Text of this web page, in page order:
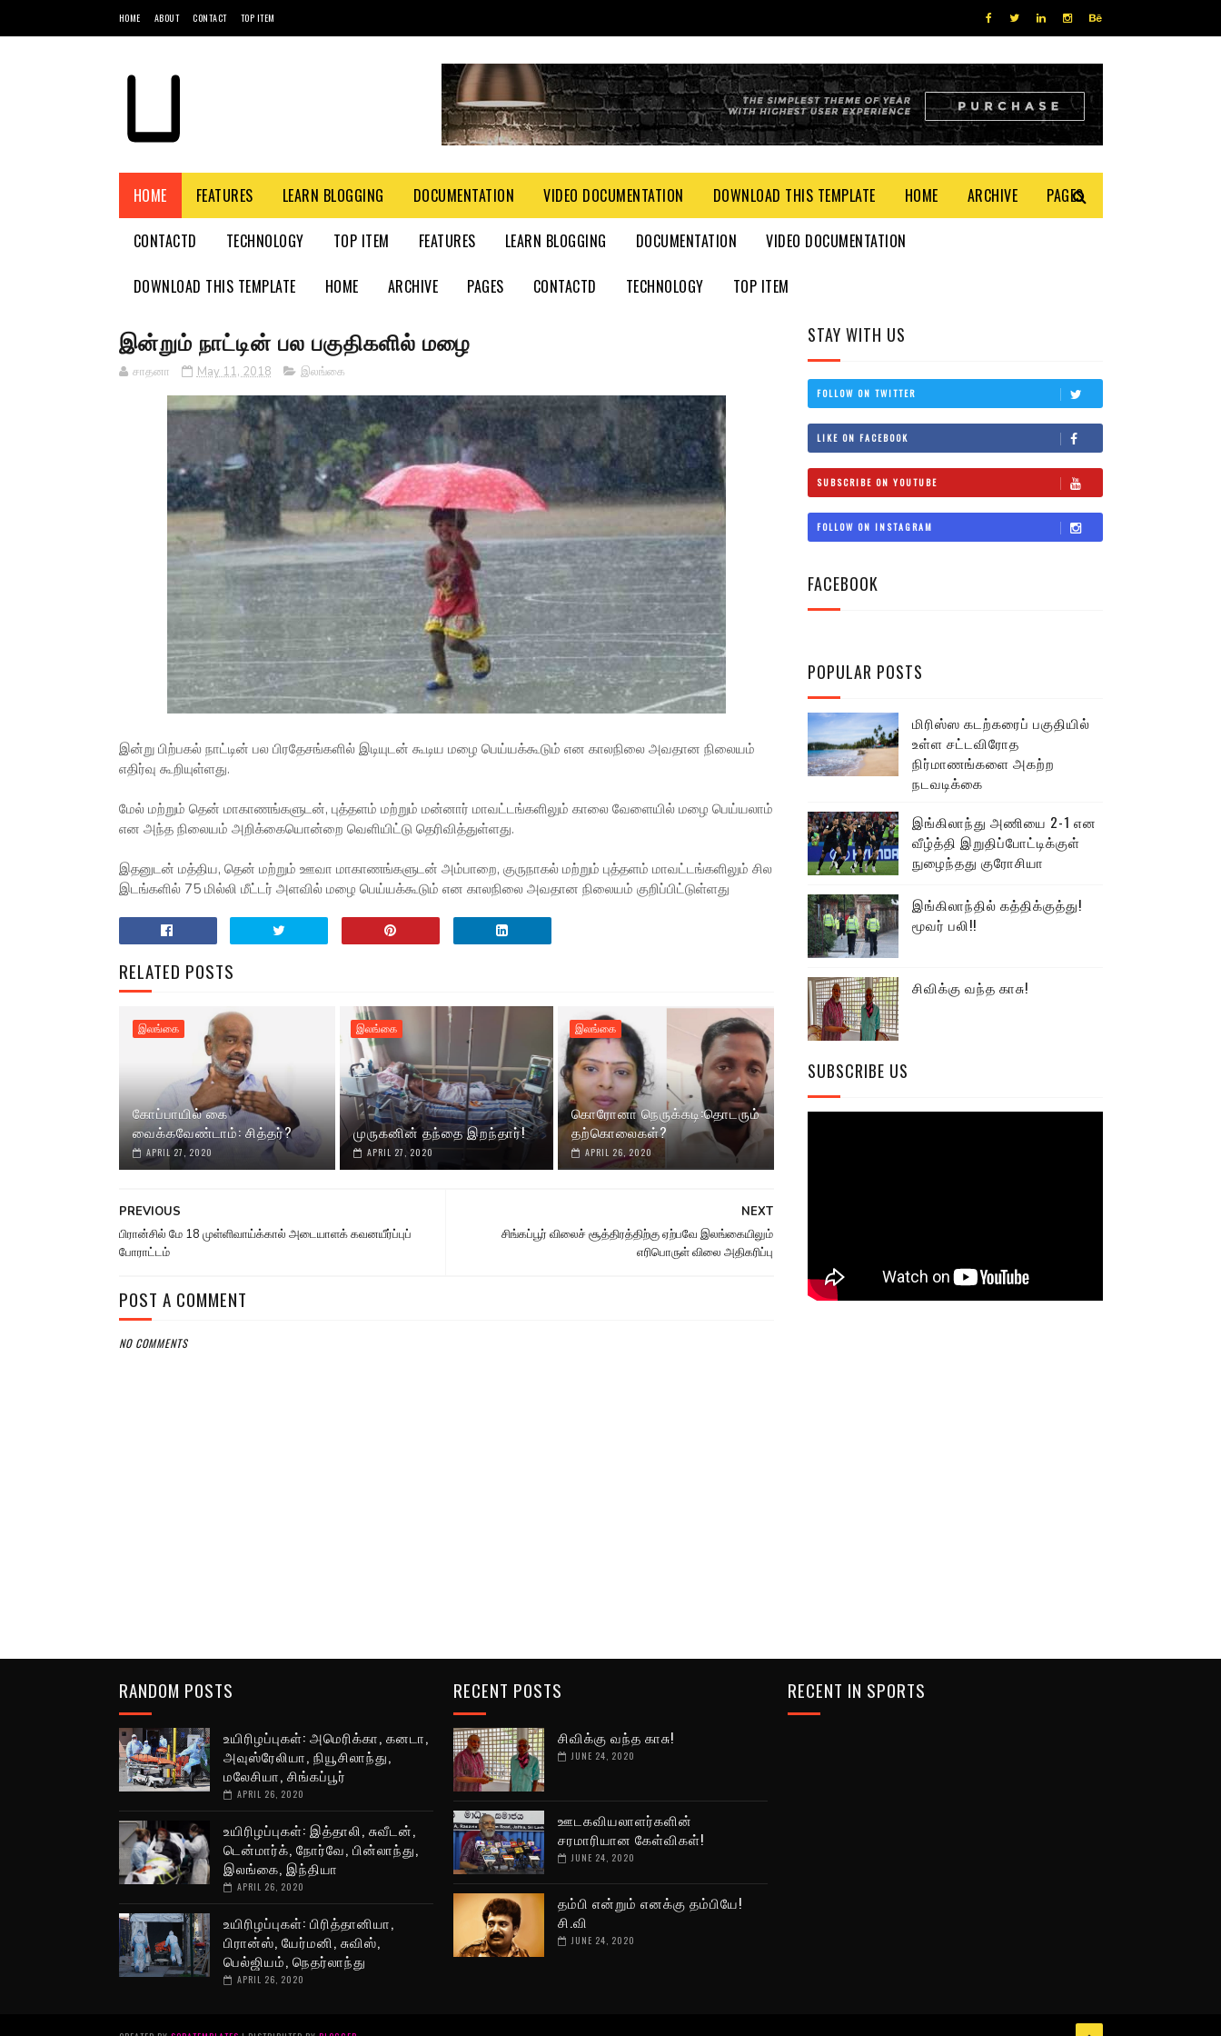
HOME ABOUT CONTACT TOP ITEM
HOME FEATURES LEARN BLOGGING DOCUMENTATION VIDEO DOCUMENTATION DOWNLOAD THIS TEMPLATE HOME ARCHIVE PAGES
CONTACTD TECHNOLOGY TOP ITEM FEATURES LEARN BLOGGING DOCUMENTATION VIDEO DOCUMENTATION
DOWNLOAD THIS TEMPLATE HOME ARCHIVE PAGES CONTACTD TECHNOLOGY TOP ITEM
இன்றும் நாட்டின் பல பகுதிகளில் மழை
சாதனா May 11, 2018 இலங்கை
இன்று பிற்பகல் நாட்டின் பல பிரதேசங்களில் இடியுடன் கூடிய மழை பெய்யக்கூடும் என காலநிலை அவதான நிலையம்
எதிர்வு கூறியுள்ளது.
மேல் மற்றும் தென் மாகாணங்களுடன், புத்தளம் மற்றும் மன்னார் மாவட்டங்களிலும் காலை வேளையில் மழை பெய்யலாம்
என அந்த நிலையம் அறிக்கையொன்றை வெளியிட்டு தெரிவித்துள்ளது.
இதனுடன் மத்திய, தென் மற்றும் ஊவா மாகாணங்களுடன் அம்பாறை, குருநாகல் மற்றும் புத்தளம் மாவட்டங்களிலும் சில
இடங்களில் 75 மில்லி மீட்டர் அளவில் மழை பெய்யக்கூடும் என காலநிலை அவதான நிலையம் குறிப்பிட்டுள்ளது
RELATED POSTS
இலங்கை
கோப்பாயில் கை
வைக்கவேண்டாம்: சித்தர்?
APRIL 27, 2020
இலங்கை
முருகனின் தந்தை இறந்தார்!
APRIL 27, 2020
இலங்கை
கொரோனா நெருக்கடி:தொடரும்
தற்கொலைகள்?
APRIL 26, 2020
NEXT
சிங்கப்பூர் விலைச் சூத்திரத்திற்கு ஏற்பவே இலங்கையிலும்
எரிபொருள் விலை அதிகரிப்பு
PREVIOUS
பிரான்சில் மே 18 முள்ளிவாய்க்கால் அடையாளக் கவனயீர்ப்புப்
போராட்டம்
POST A COMMENT
NO COMMENTS
STAY WITH US
FOLLOW ON TWITTER
LIKE ON FACEBOOK
SUBSCRIBE ON YOUTUBE
FOLLOW ON INSTAGRAM
FACEBOOK
POPULAR POSTS
மிரிஸ்ஸ கடற்கரைப் பகுதியில்
உள்ள சட்டவிரோத
நிர்மாணங்களை அகற்ற
நடவடிக்கை
இங்கிலாந்து அணியை 2-1 என
வீழ்த்தி இறுதிப்போட்டிக்குள்
நுழைந்தது குரோசியா
இங்கிலாந்தில் கத்திக்குத்து!
மூவர் பலி!!
சிவிக்கு வந்த காசு!
SUBSCRIBE US
RANDOM POSTS
உயிரிழப்புகள்: அமெரிக்கா, கனடா,
அவுஸ்ரேலியா, நியூசிலாந்து,
மலேசியா, சிங்கப்பூர்
APRIL 26, 2020
உயிரிழப்புகள்: இத்தாலி, சுவீடன்,
டென்மார்க், நோர்வே, பின்லாந்து,
இலங்கை, இந்தியா
APRIL 26, 2020
உயிரிழப்புகள்: பிரித்தானியா,
பிரான்ஸ், யேர்மனி, சுவிஸ்,
பெல்ஜியம், நெதர்லாந்து
APRIL 26, 2020
RECENT POSTS
சிவிக்கு வந்த காசு!
JUNE 24, 2020
ஊடகவியலாளர்களின்
சரமாரியான கேள்விகள்!
JUNE 24, 2020
தம்பி என்றும் எனக்கு தம்பியே!
சி.வி
JUNE 24, 2020
RECENT IN SPORTS